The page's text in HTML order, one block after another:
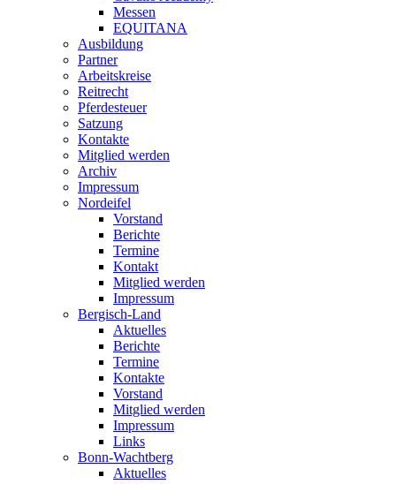
Messen
EQUITANA
Ausbildung
Partner
Arbeitskreise
Reitrecht
Pferdesteuer
Satzung
Kontakte
Mitglied werden
Archiv
Impressum
Nordeifel
Vorstand
Berichte
Termine
Kontakt
Mitglied werden
Impressum
Bergisch-Land
Aktuelles
Berichte
Termine
Kontakte
Vorstand
Mitglied werden
Impressum
Links
Bonn-Wachtberg
Aktuelles